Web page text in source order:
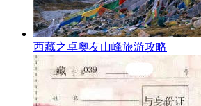
西藏之卓奧友山峰旅游攻略